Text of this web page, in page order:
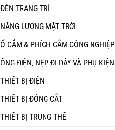
ĐÈN TRANG TRÍ
NĂNG LƯỢNG MẶT TRỜI
Ổ CẮM & PHÍCH CẮM CÔNG NGHIỆP
ỐNG ĐIỆN, NẸP ĐI DÂY VÀ PHỤ KIỆN
THIẾT BỊ ĐIỆN
THIẾT BỊ ĐÓNG CẮT
THIẾT BỊ TRUNG THẾ